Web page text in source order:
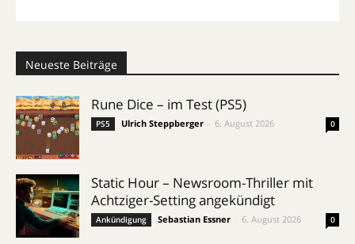
Neueste Beiträge
Rune Dice – im Test (PS5)
PS5 Ulrich Steppberger 6. August 2026 0
Static Hour – Newsroom-Thriller mit
Achtziger-Setting angekündigt
Ankündigung Sebastian Essner 6. August 2026 0